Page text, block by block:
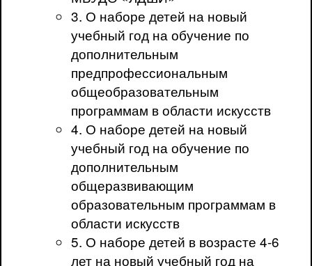
3. О наборе детей на новый
учебный год на обучение по
дополнительным
предпрофессиональным
общеобразовательным
программам в области искусств
4. О наборе детей на новый
учебный год на обучение по
дополнительным
общеразвивающим
образовательным программам в
области искусств
5. О наборе детей в возрасте 4-6
лет на новый учебный год на